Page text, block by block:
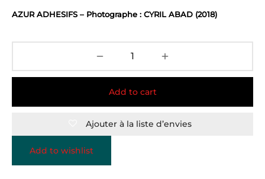
AZUR ADHESIFS – Photographe : CYRIL ABAD (2018)
Add to cart
Ajouter à la liste d’envies
Add to wishlist